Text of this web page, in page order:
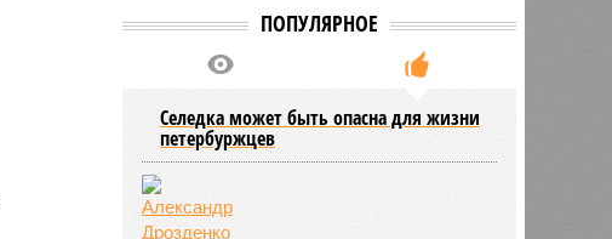
ПОПУЛЯРНОЕ
Селедка может быть опасна для жизни
петербуржцев